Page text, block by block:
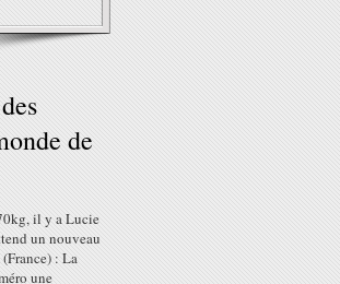
de
il y a Lucie
un nouveau
: La
une